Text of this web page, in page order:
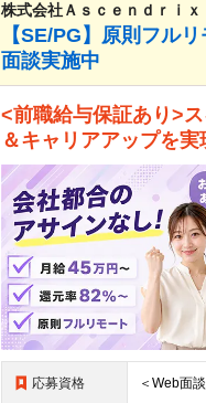
株式会社Ａｓｃｅｎｄｒｉｘ
【SE/PG】原則フル
面談実施中
<前職給与保証あり>
＆キャリアアップを実
応募資格